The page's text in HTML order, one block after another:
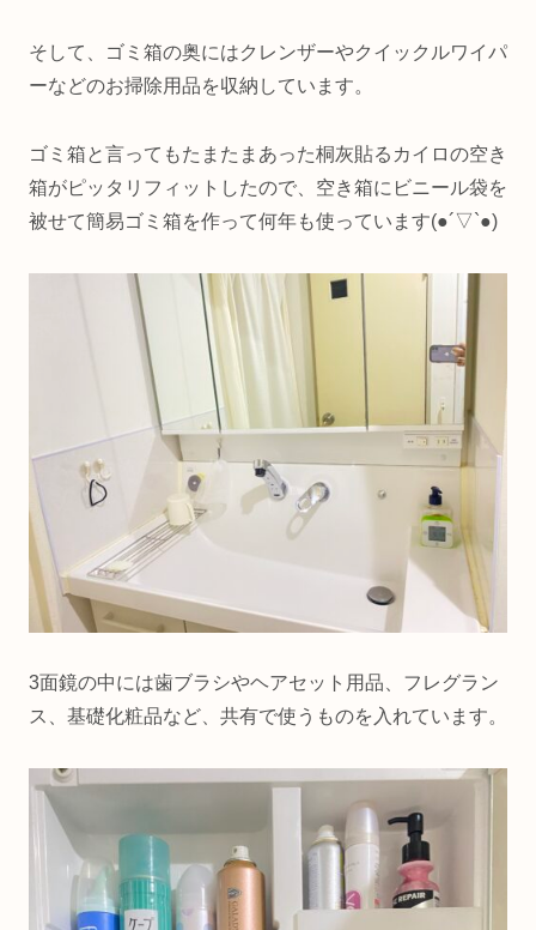
そして、ゴミ箱の奥にはクレンザーやクイックルワイパ
ーなどのお掃除用品を収納しています。
ゴミ箱と言ってもたまたまあった桐灰貼るカイロの空き
箱がピッタリフィットしたので、空き箱にビニール袋を
被せて簡易ゴミ箱を作って何年も使っています(●︎´▽︎`●︎)
3面鏡の中には歯ブラシやヘアセット用品、フレグラン
ス、基礎化粧品など、共有で使うものを入れています。